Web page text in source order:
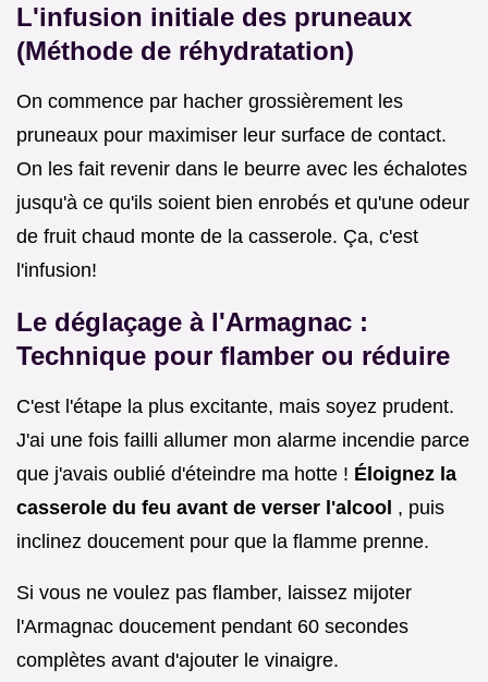
L'infusion initiale des pruneaux
(Méthode de réhydratation)
On commence par hacher grossièrement les
pruneaux pour maximiser leur surface de contact.
On les fait revenir dans le beurre avec les échalotes
jusqu'à ce qu'ils soient bien enrobés et qu'une odeur
de fruit chaud monte de la casserole. Ça, c'est
l'infusion!
Le déglaçage à l'Armagnac :
Technique pour flamber ou réduire
C'est l'étape la plus excitante, mais soyez prudent.
J'ai une fois failli allumer mon alarme incendie parce
que j'avais oublié d'éteindre ma hotte ! Éloignez la
casserole du feu avant de verser l'alcool , puis
inclinez doucement pour que la flamme prenne.
Si vous ne voulez pas flamber, laissez mijoter
l'Armagnac doucement pendant 60 secondes
complètes avant d'ajouter le vinaigre.